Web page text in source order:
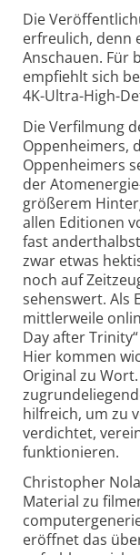
Die
erfreulich, denn
Anschauen. Für
empfiehlt sich
4K-Ultra-High-
Die Verfilmung
Oppenheimers,
Oppenheimers
der
größerem
allen Editionen
fast
zwar etwas
noch auf
sehenswert. Als
mittlerweile
Day after
Hier kommen
Original zu
hilfreich, um zu
verdichtet,
funktionieren.
Christopher
Material zu
eröffnet das